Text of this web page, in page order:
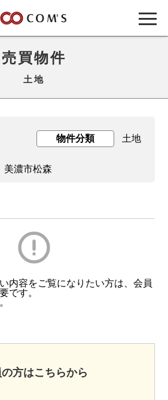
売買物件
土地
物件分類 土地
美濃市松森
内容をご覧になりたい方は、会員
です。
方はこちらから